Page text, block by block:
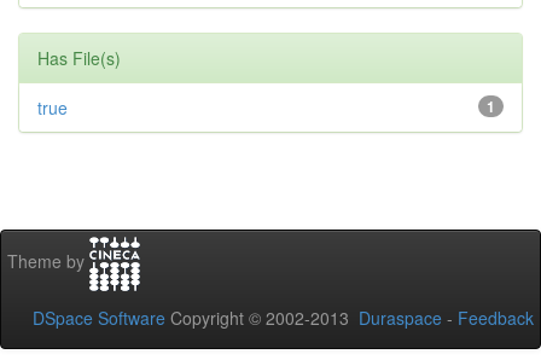
Has File(s)
1
true
Theme by
DSpace Software Copyright © 2002-2013 Duraspace - Feedback